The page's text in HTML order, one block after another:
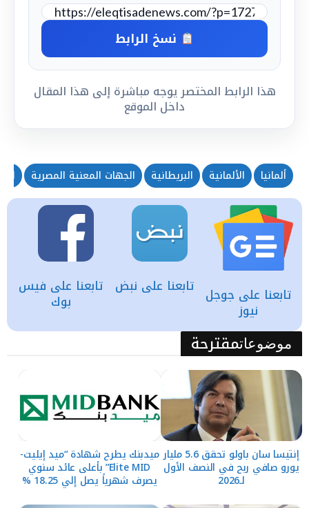
نسخ الرابط
هذا الرابط المختصر يوجه مباشرة إلى هذا المقال
داخل الموقع
ألمانيا الألمانية البريطانية الجهات المعنية المصرية
تابعنا على فيس
بوك
تابعنا على نبض تابعنا على جوجل
نيوز
موضوعاتمقترحة
إنتيسا سان باولو تحقق 5.6 مليار
يورو صافي ربح في النصف الأول
لـ2026
ميدبنك يطرح شهادة “ميد إيليت-
Elite MID” بأعلى عائد سنوي
يصرف شهرياً يصل إلي 18.25 %